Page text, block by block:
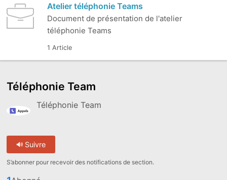
Atelier téléphonie Teams
Document de présentation de l'atelier
téléphonie Teams
1 Article
Téléphonie Team
Téléphonie Team
Suivre
S’abonner pour recevoir des notifications de section.